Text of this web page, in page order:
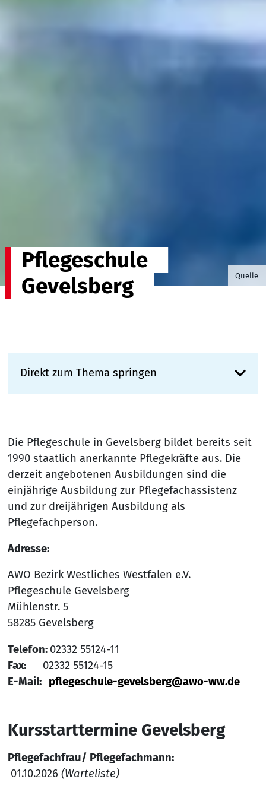
Quelle
Pflegeschule
Gevelsberg
Direkt zum Thema springen
Die Pflegeschule in Gevelsberg bildet bereits seit
1990 staatlich anerkannte Pflegekräfte aus. Die
derzeit angebotenen Ausbildungen sind die
einjährige Ausbildung zur Pflegefachassistenz
und zur dreijährigen Ausbildung als
Pflegefachperson.
Adresse:
AWO Bezirk Westliches Westfalen e.V.
Pflegeschule Gevelsberg
Mühlenstr. 5
58285 Gevelsberg
Telefon: 02332 55124-11
Fax: 02332 55124-15
E-Mail: pflegeschule-gevelsberg@awo-ww.de
Kursstarttermine Gevelsberg
Pflegefachfrau/ Pflegefachmann:
01.10.2026 (Warteliste)